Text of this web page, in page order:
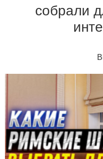
собрали